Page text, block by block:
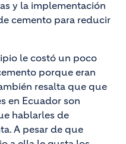
y la implementación
cemento para reducir
le costó un poco
porque eran
resalta que que
en Ecuador son
hablarles de
A pesar de que